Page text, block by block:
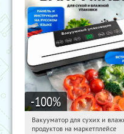
-100%
11:38:08
Вакууматор для сухих и
продуктов на маркетплейсе